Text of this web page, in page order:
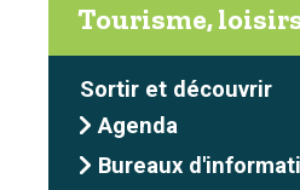
Tourisme,
Sortir et découvrir
Agenda
Bureaux